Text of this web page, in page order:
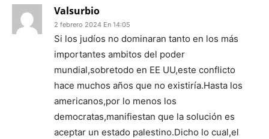
Valsurbio
2 febrero 2024 En 14:05
Si los judíos no dominaran tanto en los más
importantes ambitos del poder
mundial,sobretodo en EE UU,este conflicto
hace muchos años que no existiría.Hasta los
americanos,por lo menos los
democratas,manifiestan que la solución es
aceptar un estado palestino.Dicho lo cual,el